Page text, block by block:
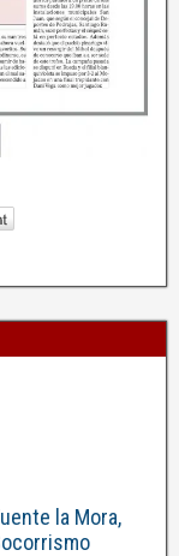
la Mora,